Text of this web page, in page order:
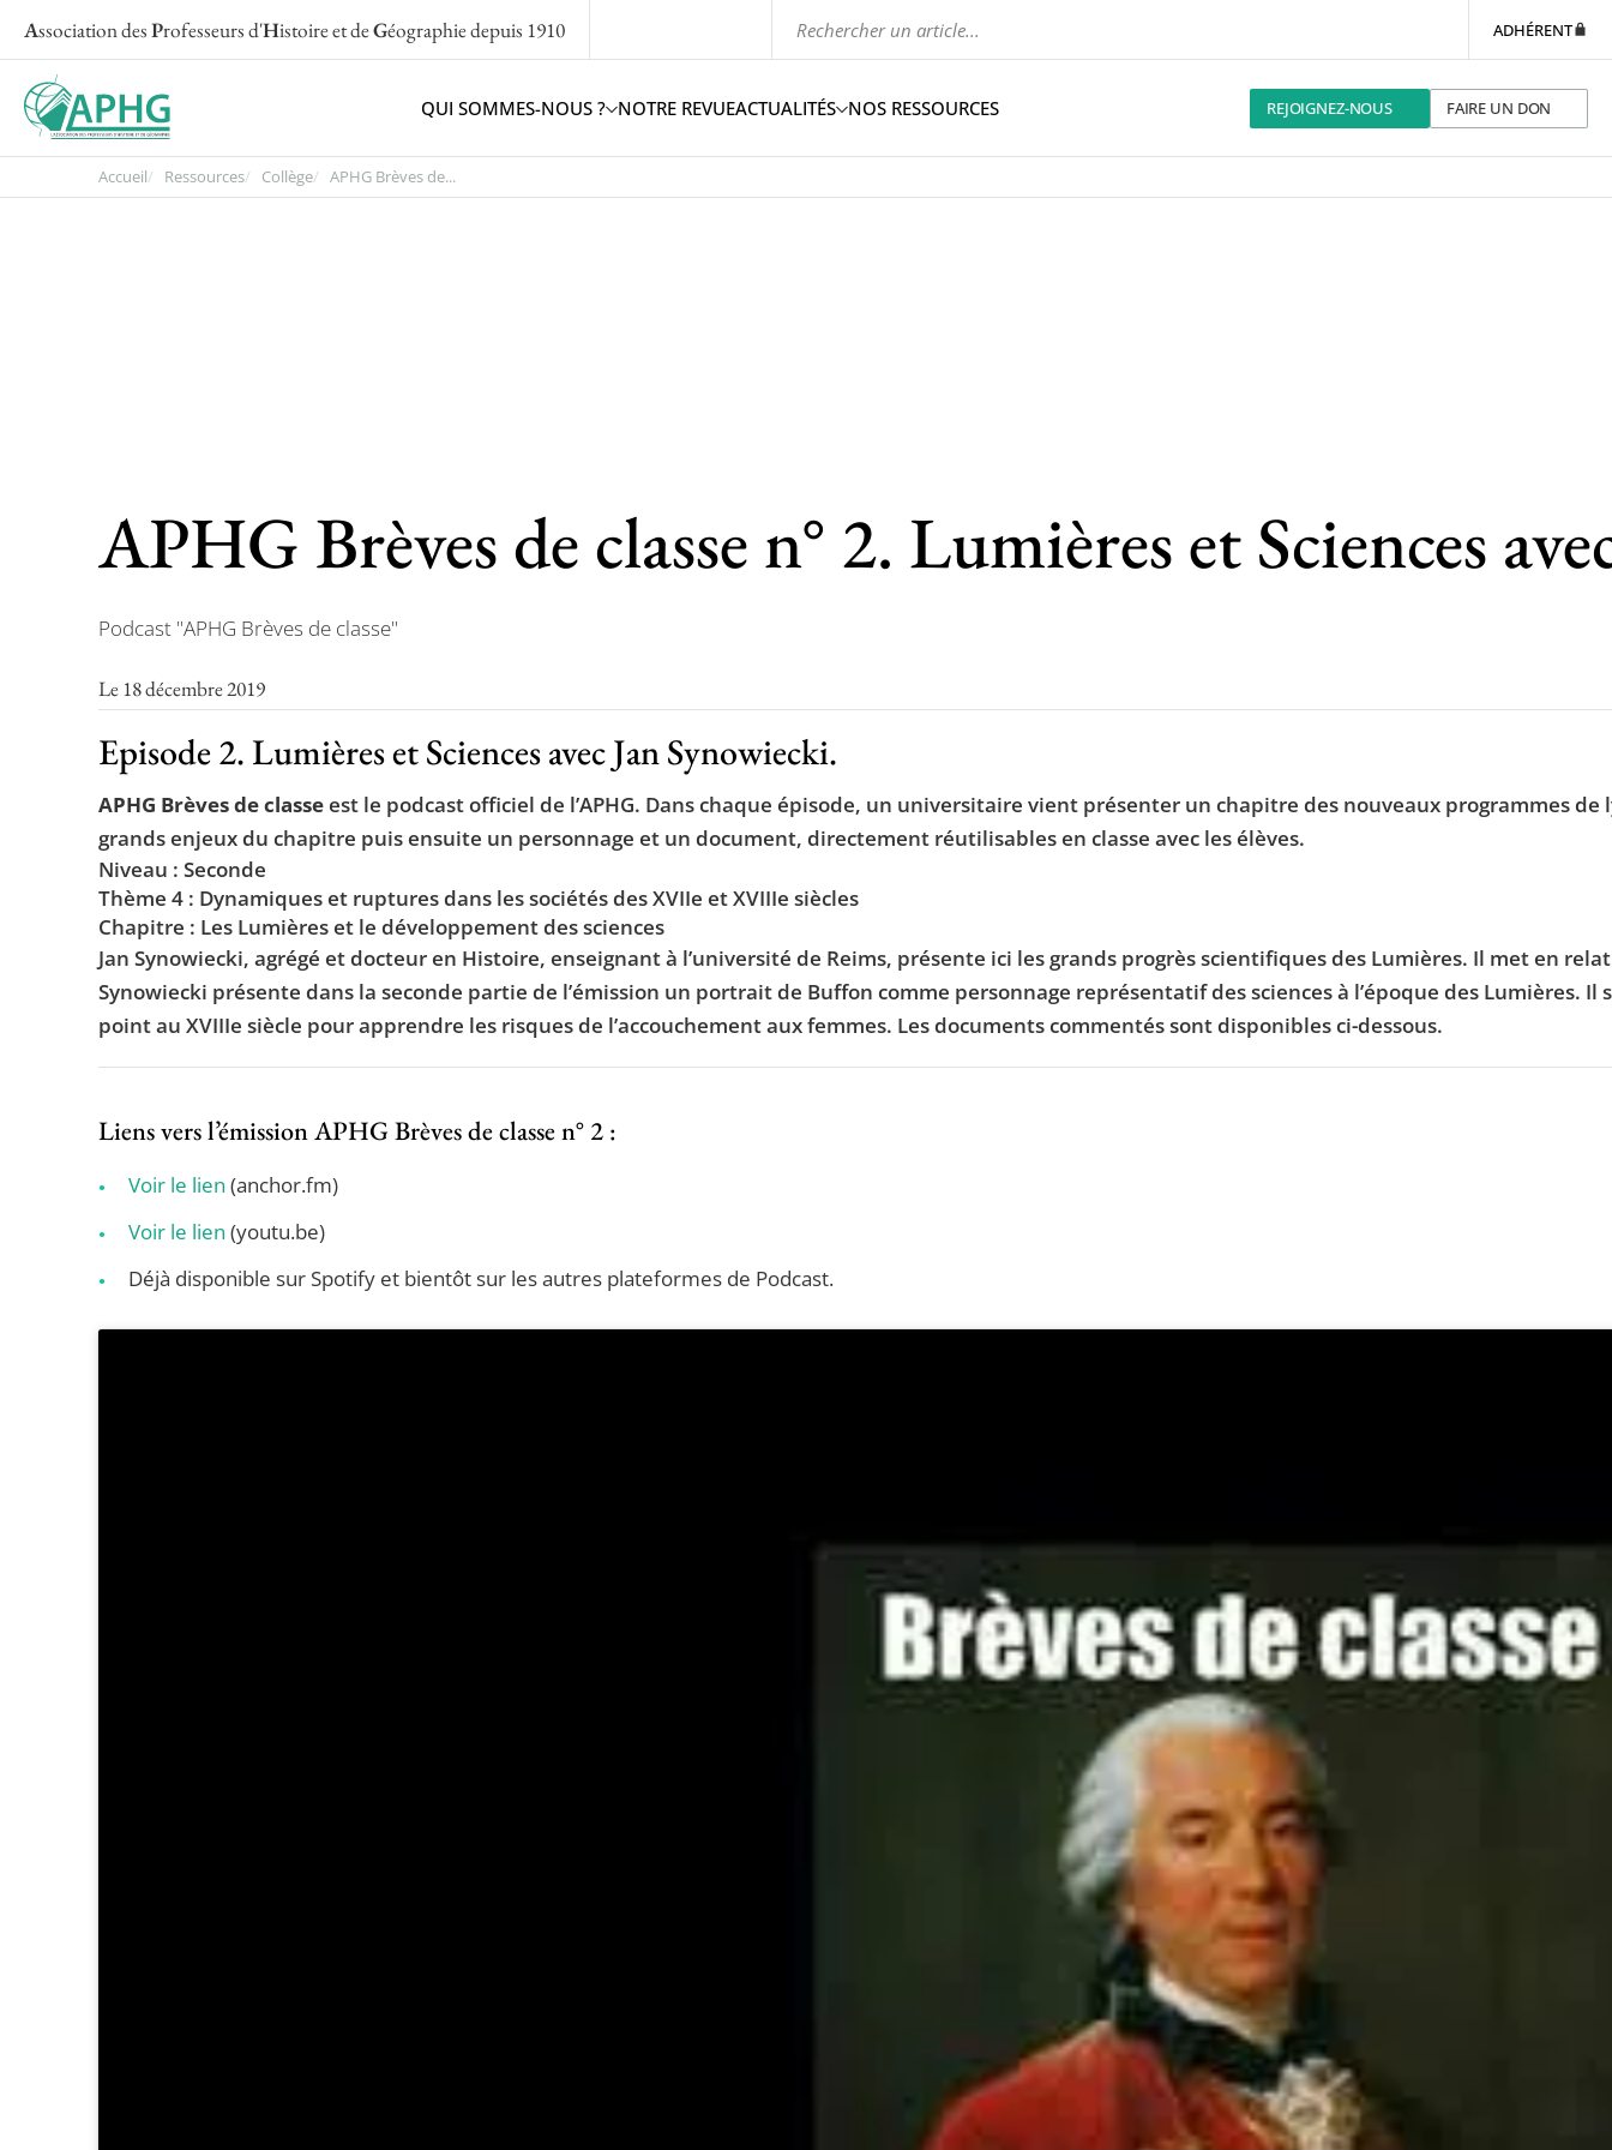
Association desProfesseurs d'Histoire et deGéographiedepuis 1910 ADHÉRENT
QUI SOMMES-NOUS ? NOTRE REVUEACTUALITÉS NOS RESSOURCES REJOIGNEZ-NOUS FAIRE UN DON
Accueil Ressources Collège APHG Brèves de...
APHG Brèves de classe n° 2. Lumières et Sciences
Podcast "APHG Brèves de classe"
Le 18 décembre 2019
Episode 2. Lumières et Sciences avec Jan Synowiecki.
APHG Brèves de classe est le podcast officiel de l’APHG. Dans chaque épisode, un universitaire vient présenter un chapitre des nouveaux programmes
grands enjeux du chapitre puis ensuite un personnage et un document, directement réutilisables en classe avec les élèves.
Niveau : Seconde
Thème 4 : Dynamiques et ruptures dans les sociétés des XVIIe et XVIIIe siècles
Chapitre : Les Lumières et le développement des sciences
Jan Synowiecki, agrégé et docteur en Histoire, enseignant à l’université de Reims, présente ici les grands progrès scientifiques des Lumières. Il met en
Synowiecki présente dans la seconde partie de l’émission un portrait de Buffon comme personnage représentatif des sciences à l’époque des Lumières.
point au XVIIIe siècle pour apprendre les risques de l’accouchement aux femmes. Les documents commentés sont disponibles ci-dessous.
Liens vers l’émission APHG Brèves de classe n° 2 :
Voir le lien (anchor.fm)
Voir le lien (youtu.be)
Déjà disponible sur Spotify et bientôt sur les autres plateformes de Podcast.